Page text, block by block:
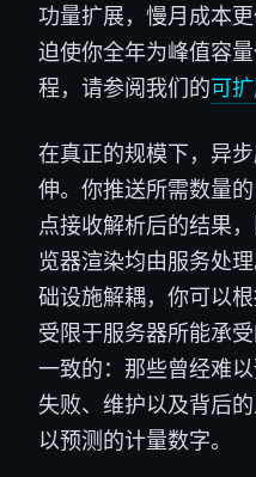
功量扩展，慢月成本
迫使你全年为峰值容
程，请参阅我们的可
在真正的规模下，异
伸。你推送所需数量
点接收解析后的结果
览器渲染均由服务处
础设施解耦，你可以
受限于服务器所能承
一致的：那些曾经难
失败、维护以及背后
以预测的计量数字。